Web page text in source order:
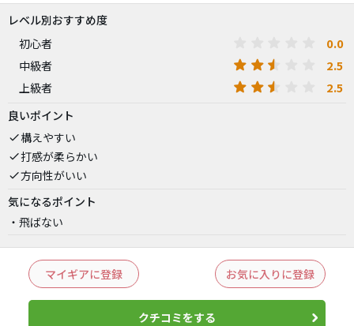
レベル別おすすめ度
初心者
0.0
中級者 2.5
上級者 2.5
良いポイント
構えやすい
打感が柔らかい
方向性がいい
気になるポイント
飛ばない
マイギアに登録 お気に入りに登録
クチコミをする